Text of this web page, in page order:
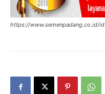
https://www.semenpadang.co.id/id